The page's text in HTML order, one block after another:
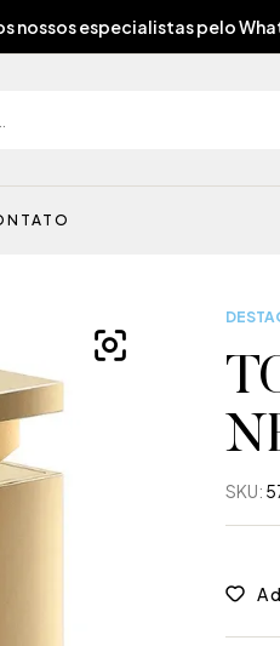
nossos especialistas pelo
SKU: